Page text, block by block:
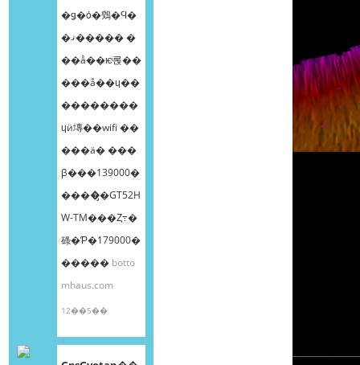
�ǥ�ȯ�䳫�Ϥ�
�ޤ����� �
��å��ѥͥ롡��
���å��ɥ��
��������
ɥӥ塼��wifi ��
���ä� ���
β���139000�
����̡�GT52H
W-TM���Ȥ߹�
碌�Ƥ�179000�
����� botto
mhaus.com
12��5��